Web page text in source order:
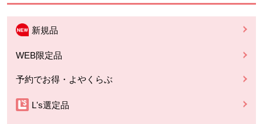
新規品
WEB限定品
予約でお得・よやくらぶ
L's選定品